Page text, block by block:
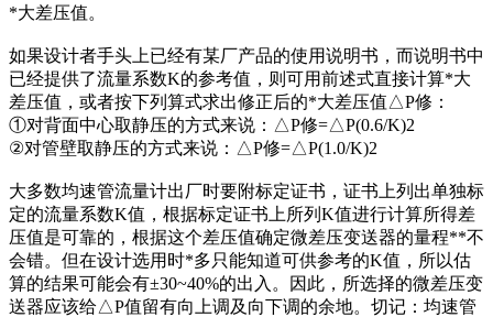
*大差压值。
如果设计者手头上已经有某厂产品的使用说明书，而说明书中
已经提供了流量系数K的参考值，则可用前述式直接计算*大
差压值，或者按下列算式求出修正后的*大差压值△P修：
①对背面中心取静压的方式来说：△P修=△P(0.6/K)2
②对管壁取静压的方式来说：△P修=△P(1.0/K)2
大多数均速管流量计出厂时要附标定证书，证书上列出单独标
定的流量系数K值，根据标定证书上所列K值进行计算所得差
压值是可靠的，根据这个差压值确定微差压变送器的量程**不
会错。但在设计选用时*多只能知道可供参考的K值，所以估
算的结果可能会有±30~40%的出入。因此，所选择的微差压变
送器应该给△P值留有向上调及向下调的余地。切记：均速管